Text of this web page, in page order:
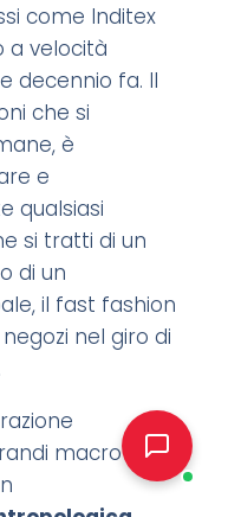
come Inditex
a velocità
decennio fa. Il
che si
è
e
qualsiasi
si tratti di un
di un
il fast fashion
nel giro di
macro